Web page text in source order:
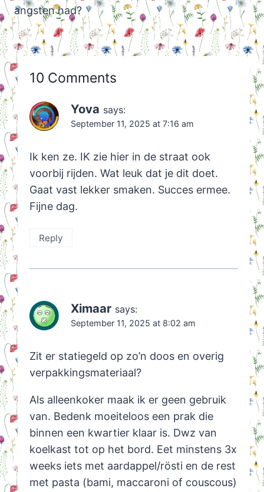
angsten had?
10 Comments
Yova says:
September 11, 2025 at 7:16 am
Ik ken ze. IK zie hier in de straat ook
voorbij rijden. Wat leuk dat je dit doet.
Gaat vast lekker smaken. Succes ermee.
Fijne dag.
Reply
Ximaar says:
September 11, 2025 at 8:02 am
Zit er statiegeld op zo’n doos en overig
verpakkingsmateriaal?
Als alleenkoker maak ik er geen gebruik
van. Bedenk moeiteloos een prak die
binnen een kwartier klaar is. Dwz van
koelkast tot op het bord. Eet minstens 3x
weeks iets met aardappel/rösti en de rest
met pasta (bami, maccaroni of couscous)